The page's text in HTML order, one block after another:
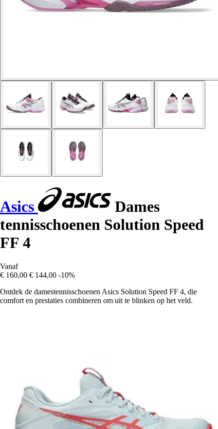
Asics
Dames
tennisschoenen Solution Speed
FF 4
Vanaf
€ 160,00 € 144,00 -10%
Ontdek de damestennisschoenen Asics Solution Speed FF 4, die
comfort en prestaties combineren om uit te blinken op het veld.